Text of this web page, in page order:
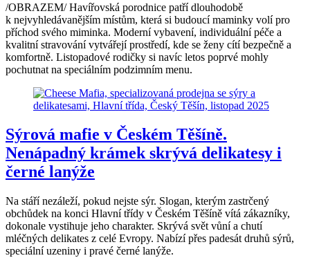
/OBRAZEM/ Havířovská porodnice patří dlouhodobě
k nejvyhledávanějším místům, která si budoucí maminky volí pro
příchod svého miminka. Moderní vybavení, individuální péče a
kvalitní stravování vytvářejí prostředí, kde se ženy cítí bezpečně a
komfortně. Listopadové rodičky si navíc letos poprvé mohly
pochutnat na speciálním podzimním menu.
Sýrová mafie v Českém Těšíně.
Nenápadný krámek skrývá delikatesy i
černé lanýže
Na stáří nezáleží, pokud nejste sýr. Slogan, kterým zastrčený
obchůdek na konci Hlavní třídy v Českém Těšíně vítá zákazníky,
dokonale vystihuje jeho charakter. Skrývá svět vůní a chutí
mléčných delikates z celé Evropy. Nabízí přes padesát druhů sýrů,
speciální uzeniny i pravé černé lanýže.